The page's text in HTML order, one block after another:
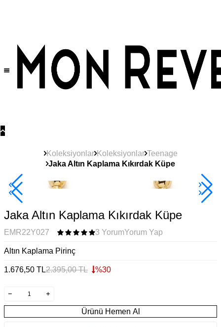
Koleksiyonlar Koleksiyonlar Teenage
Jaka Altın Kaplama Kıkırdak Küpe
2+ Ürüne +%10
Jaka Altın Kaplama Kıkırdak Küpe
EMR22Y027 3 YorumYorum Yap
Altın Kaplama Pirinç
1.676,50 TL2.395,00TL %30
Ürünü Hemen Al